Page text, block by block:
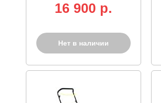
45 л, 22 кг)
16 900 p.
Нет в наличии